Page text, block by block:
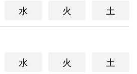
水 火 土
水 火 土